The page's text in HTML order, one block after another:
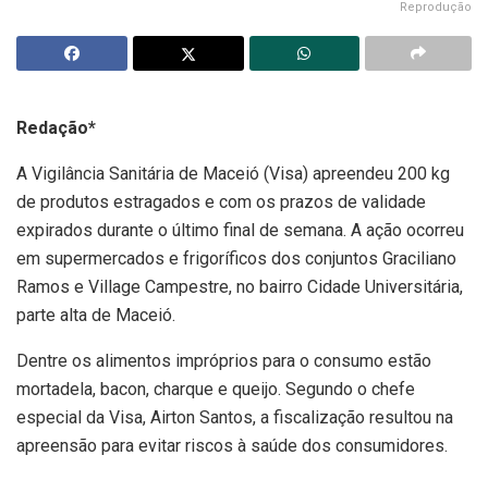
Reprodução
Redação*
A Vigilância Sanitária de Maceió (Visa) apreendeu 200 kg
de produtos estragados e com os prazos de validade
expirados durante o último final de semana. A ação ocorreu
em supermercados e frigoríficos dos conjuntos Graciliano
Ramos e Village Campestre, no bairro Cidade Universitária,
parte alta de Maceió.
Dentre os alimentos impróprios para o consumo estão
mortadela, bacon, charque e queijo. Segundo o chefe
especial da Visa, Airton Santos, a fiscalização resultou na
apreensão para evitar riscos à saúde dos consumidores.